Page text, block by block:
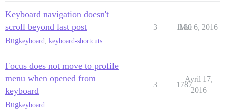
Keyboard navigation doesn't
scroll beyond last post
Bugkeyboard keyboard-shortcuts
3 1180
Mai 6, 2016
Focus does not move to profile
menu when opened from
keyboard
Bugkeyboard
3 1787
Avril 17,
2016